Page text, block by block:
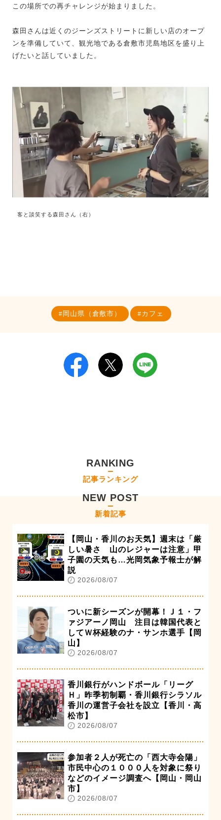
この場所での再チャレンジが始まりました。
森田さんは近くのジーンズストリートに新しい店のオープ
ンを準備していて、観光地である倉敷市児島地区を盛り上
げたいと話していました。
客と談笑する森田さん（右）
岡山県（倉敷市） カフェ
RANKING
記事ランキング
NEW POST
新着記事
【岡山・香川のお天気】週末は「厳
しい暑さ 山のレジャーは注意」甲
子園の天気も…光岡気象予報士が解
説
2026/08/07
ついに新シーズンが開幕！Ｊ１・フ
ァジアーノ岡山 注目は韓国代表と
してＷ杯経験のナ・サンホ選手【岡
山】
2026/08/07
香川銀行がハンドボール「リーグ
Ｈ」昨季初制覇・香川銀行シラソル
香川の運営子会社を設立【香川・高
松市】
2026/08/07
参加者２人が死亡の「西大寺会陽」
市民中心の１０００人を対象に祭り
などのイメージ調査へ【岡山・岡山
市】
2026/08/07